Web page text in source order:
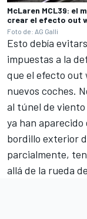
McLaren MCL39: el
crear el efecto out
Foto de: AG Galli
Esto debía
impuestas a la
que el efecto out
nuevos coches.
al túnel de
ya han
bordillo exterior
parcialmente,
allá de la rueda